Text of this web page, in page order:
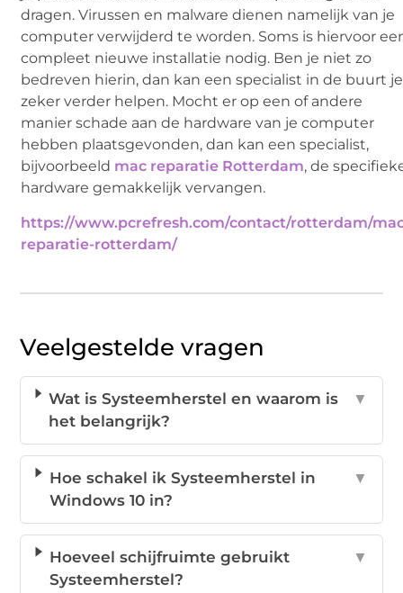
dragen. Virussen en malware dienen namelijk van je
computer verwijderd te worden. Soms is hiervoor
compleet nieuwe installatie nodig. Ben je niet zo
bedreven hierin, dan kan een specialist in de buurt je
zeker verder helpen. Mocht er op een of andere
manier schade aan de hardware van je computer
hebben plaatsgevonden, dan kan een specialist,
bijvoorbeeld mac reparatie Rotterdam, de
hardware gemakkelijk vervangen.
https://www.pcrefresh.com/contact/rotterdam/
reparatie-rotterdam/
Veelgestelde vragen
Wat is Systeemherstel en waarom is
het belangrijk?
▼
Hoe schakel ik Systeemherstel in
Windows 10 in?
▼
Hoeveel schijfruimte gebruikt
Systeemherstel?
▼